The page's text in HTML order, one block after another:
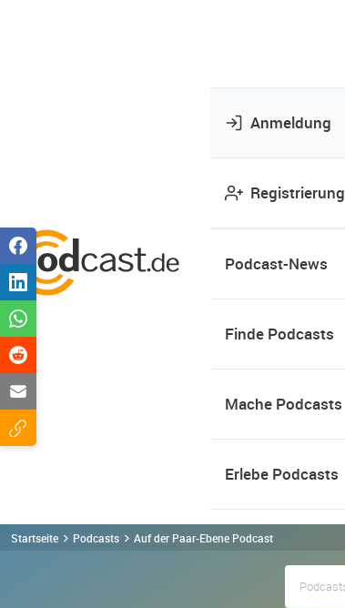
Anmeldung
Registrierung
Podcast-News
Finde Podcasts
Mache Podcasts
Erlebe Podcasts
Startseite Podcasts Auf der Paar-Ebene Podcast